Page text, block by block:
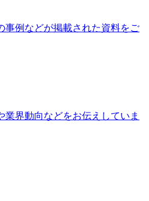
事例などが掲載された資料をご
業界動向などをお伝えしていま